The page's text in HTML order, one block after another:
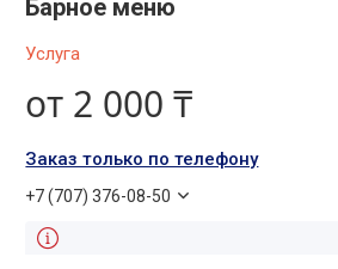
Барное меню
Услуга
от 2 000 ₸
Заказ только по телефону
+7 (707) 376-08-50